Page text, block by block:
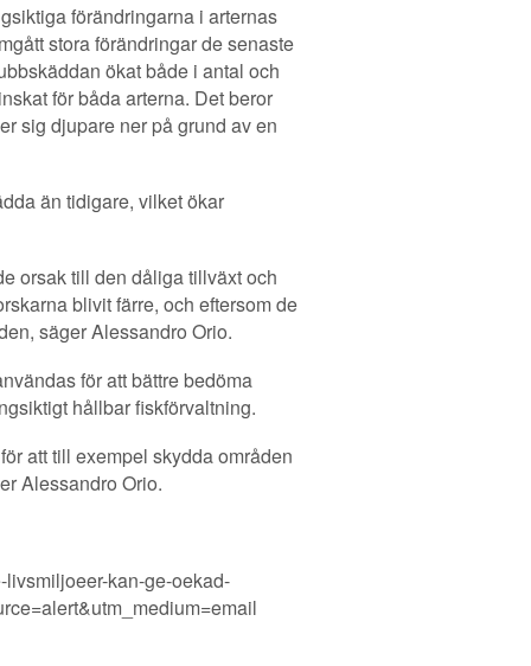
förändringarna i arternas
stora förändringar de senaste
ökat både i antal och
för båda arterna. Det beror
sig djupare ner på grund av en
än tidigare, vilket ökar
orsak till den dåliga tillväxt och
blivit färre, och eftersom de
säger Alessandro Orio.
för att bättre bedöma
hållbar fiskförvaltning.
att till exempel skydda områden
Alessandro Orio.
kan-ge-oekad-